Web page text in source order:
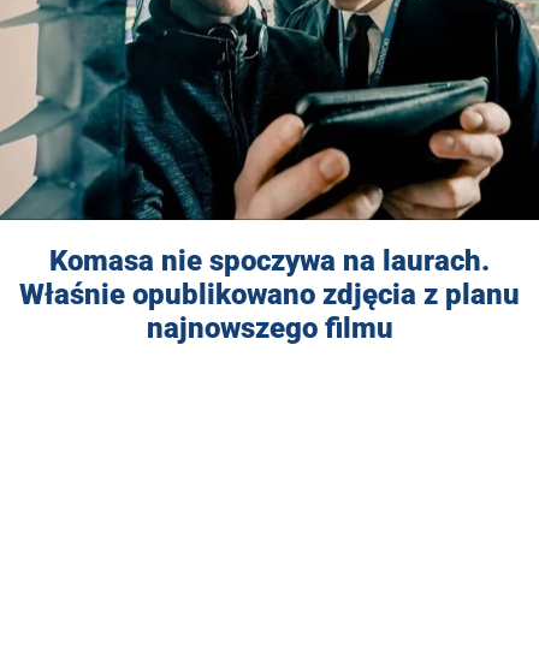
Komasa nie spoczywa na laurach.
Właśnie opublikowano zdjęcia z planu
najnowszego filmu